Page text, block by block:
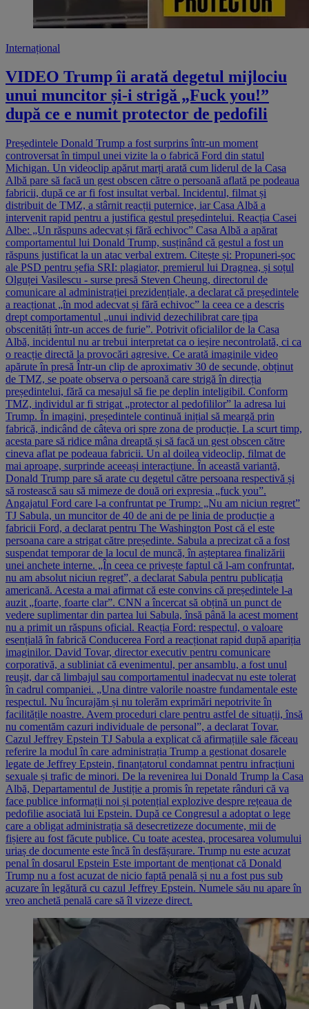
Internațional
VIDEO Trump îi arată degetul mijlociu
unui muncitor și-i strigă „Fuck you!”
după ce e numit protector de pedofili
Președintele Donald Trump a fost surprins într-un moment
controversat în timpul unei vizite la o fabrică Ford din statul
Michigan. Un videoclip apărut marți arată cum liderul de la Casa
Albă pare să facă un gest obscen către o persoană aflată pe podeaua
fabricii, după ce ar fi fost insultat verbal. Incidentul, filmat și
distribuit de TMZ, a stârnit reacții puternice, iar Casa Albă a
intervenit rapid pentru a justifica gestul președintelui. Reacția Casei
Albe: „Un răspuns adecvat și fără echivoc” Casa Albă a apărat
comportamentul lui Donald Trump, susținând că gestul a fost un
răspuns justificat la un atac verbal extrem. Citește și: Propuneri-șoc
ale PSD pentru șefia SRI: plagiator, premierul lui Dragnea, și soțul
Olguței Vasilescu - surse presă Steven Cheung, directorul de
comunicare al administrației prezidențiale, a declarat că președintele
a reacționat „în mod adecvat și fără echivoc” la ceea ce a descris
drept comportamentul „unui individ dezechilibrat care țipa
obscenități într-un acces de furie”. Potrivit oficialilor de la Casa
Albă, incidentul nu ar trebui interpretat ca o ieșire necontrolată, ci ca
o reacție directă la provocări agresive. Ce arată imaginile video
apărute în presă Într-un clip de aproximativ 30 de secunde, obținut
de TMZ, se poate observa o persoană care strigă în direcția
președintelui, fără ca mesajul să fie pe deplin inteligibil. Conform
TMZ, individul ar fi strigat „protector al pedofililor” la adresa lui
Trump. În imagini, președintele continuă inițial să meargă prin
fabrică, indicând de câteva ori spre zona de producție. La scurt timp,
acesta pare să ridice mâna dreaptă și să facă un gest obscen către
cineva aflat pe podeaua fabricii. Un al doilea videoclip, filmat de
mai aproape, surprinde aceeași interacțiune. În această variantă,
Donald Trump pare să arate cu degetul către persoana respectivă și
să rostească sau să mimeze de două ori expresia „fuck you”.
Angajatul Ford care l-a confruntat pe Trump: „Nu am niciun regret”
TJ Sabula, un muncitor de 40 de ani de pe linia de producție a
fabricii Ford, a declarat pentru The Washington Post că el este
persoana care a strigat către președinte. Sabula a precizat că a fost
suspendat temporar de la locul de muncă, în așteptarea finalizării
unei anchete interne. „În ceea ce privește faptul că l-am confruntat,
nu am absolut niciun regret”, a declarat Sabula pentru publicația
americană. Acesta a mai afirmat că este convins că președintele l-a
auzit „foarte, foarte clar”. CNN a încercat să obțină un punct de
vedere suplimentar din partea lui Sabula, însă până la acest moment
nu a primit un răspuns oficial. Reacția Ford: respectul, o valoare
esențială în fabrică Conducerea Ford a reacționat rapid după apariția
imaginilor. David Tovar, director executiv pentru comunicare
corporativă, a subliniat că evenimentul, per ansamblu, a fost unul
reușit, dar că limbajul sau comportamentul inadecvat nu este tolerat
în cadrul companiei. „Una dintre valorile noastre fundamentale este
respectul. Nu încurajăm și nu tolerăm exprimări nepotrivite în
facilitățile noastre. Avem proceduri clare pentru astfel de situații, însă
nu comentăm cazuri individuale de personal”, a declarat Tovar.
Cazul Jeffrey Epstein TJ Sabula a explicat că afirmațiile sale făceau
referire la modul în care administrația Trump a gestionat dosarele
legate de Jeffrey Epstein, finanțatorul condamnat pentru infracțiuni
sexuale și trafic de minori. De la revenirea lui Donald Trump la Casa
Albă, Departamentul de Justiție a promis în repetate rânduri că va
face publice informații noi și potențial explozive despre rețeaua de
pedofilie asociată lui Epstein. După ce Congresul a adoptat o lege
care a obligat administrația să desecretizeze documente, mii de
fișiere au fost făcute publice. Cu toate acestea, procesarea volumului
uriaș de documente este încă în desfășurare. Trump nu este acuzat
penal în dosarul Epstein Este important de menționat că Donald
Trump nu a fost acuzat de nicio faptă penală și nu a fost pus sub
acuzare în legătură cu cazul Jeffrey Epstein. Numele său nu apare în
vreo anchetă penală care să îl vizeze direct.